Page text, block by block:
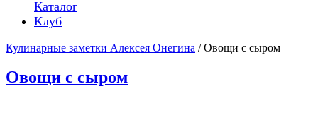
Каталог
Клуб
Кулинарные заметки Алексея Онегина / Овощи с сыром
Овощи с сыром